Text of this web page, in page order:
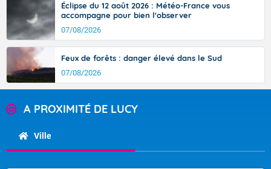
Éclipse du 12 août 2026 : Météo-France vous
accompagne pour bien l'observer
07/08/2026
Feux de forêts : danger élevé dans le Sud
07/08/2026
A PROXIMITÉ DE LUCY
Ville